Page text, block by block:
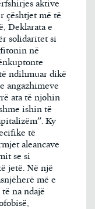
aktive
çështjet më të
Deklarata e
solidaritet si
në
ndihmuar dikë
angazhimeve
ata të njohin
ishin të
Ky
të
aleancave
se si
jetë. Në një
më e
na ndajë